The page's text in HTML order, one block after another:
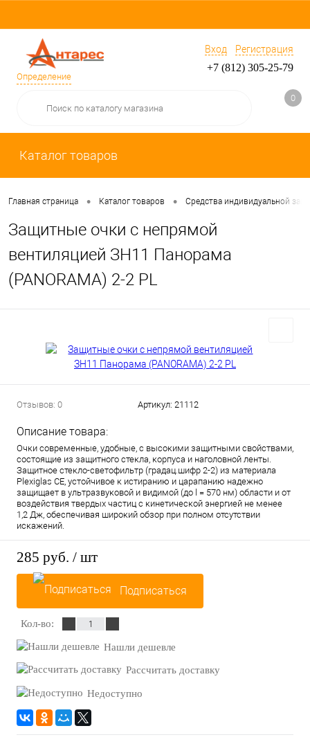
Определение
Вход Регистрация
+7 (812) 305-25-79
0
Каталог товаров
Главная страница • Каталог товаров • Средства индивидуальной
Защитные очки с непрямой
вентиляцией ЗН11 Панорама
(PANORAMA) 2-2 PL
Отзывов: 0 Артикул: 21112
Описание товара:
Очки современные, удобные, с высокими защитными свойствами,
состоящие из защитного стекла, корпуса и наголовной ленты.
Защитное стекло-светофильтр (градац.шифр 2-2) из материала
Plexiglas СЕ, устойчивое к истиранию и царапанию надежно
защищает в ультразвуковой и видимой (до l = 570 нм) области и от
воздействия твердых частиц с кинетической энергией не менее
1,2 Дж, обеспечивая широкий обзор при полном отсутствии
искажений.
285 руб. / шт
Подписаться
Кол-во:
Нашли дешевле
Рассчитать доставку
Недоступно